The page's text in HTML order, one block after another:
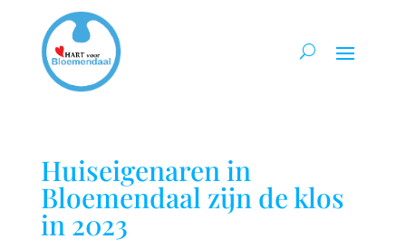
Huiseigenaren in
Bloemendaal zijn de klos
in 2023